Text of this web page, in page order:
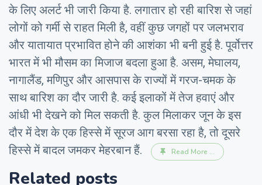
के लिए अलर्ट भी जारी किया है. लगातार हो रही बारिश से जहां
लोगों को गर्मी से राहत मिली है, वहीं कुछ जगहों पर जलभराव
और यातायात प्रभावित होने की आशंका भी बनी हुई है. पूर्वोत्तर
भारत में भी मौसम का मिजाज बदला हुआ है. असम, मेघालय,
नागालैंड, मणिपुर और आसपास के राज्यों में गरज-चमक के
साथ बारिश का दौर जारी है. कई इलाकों में तेज हवाएं और
आंधी भी देखने को मिल सकती है. कुल मिलाकर जून के इस
दौर में देश के एक हिस्से में सूरज आग बरसा रहा है, तो दूसरे
हिस्से में बादल जमकर मेहरबान हैं.
Read More ...
Related posts